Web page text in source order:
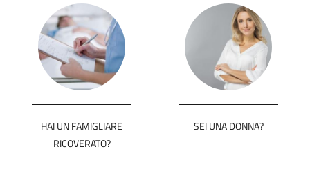
HAI UN FAMIGLIARE
RICOVERATO?
SEI UNA DONNA?